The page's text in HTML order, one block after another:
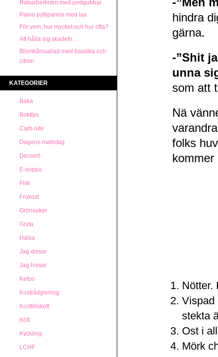
Rabarberkräm med jordgubbar
Paleo pyttipanna med lax
För vem, hur mycket och hur ofta?
Att hålla sig skadefri…
Blomkålssallad med basilika och
citron
KATEGORIER
Baka
Boktips
Carb nite
Dagens matintag
Dessert
E-soppa
Fisk
Frukost
Grönsaker
Gryta
Hälsa
Jag dissar
Jag hissar
Ketos
Kostrådgivning
Kosttillskott
Kött
Kyckling
LCHF
hindra
gärna.
-”Shit
unna
som att
Nä
folks
kommer
Nötter.
Vispad
stekta
Ost i
Mörk